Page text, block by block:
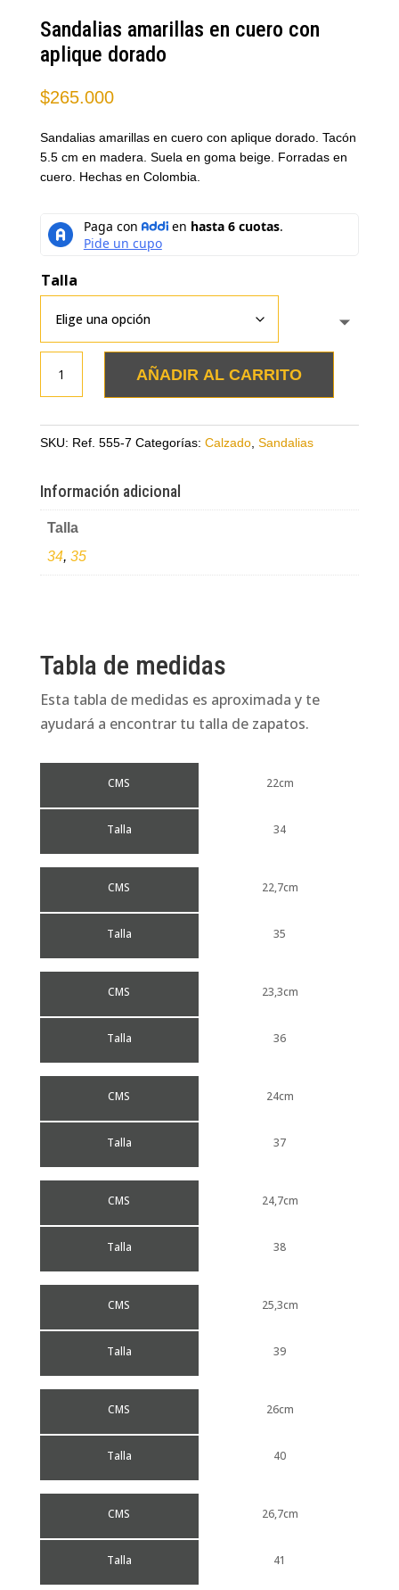
Sandalias amarillas en cuero con
aplique dorado
$265.000
Sandalias amarillas en cuero con aplique dorado. Tacón
5.5 cm en madera. Suela en goma beige. Forradas en
cuero. Hechas en Colombia.
Talla
cuero
aplique
dorado
cantidad
AÑADIR AL CARRITO
SKU: Ref. 555-7 Categorías: Calzado, Sandalias
Información adicional
Talla
34, 35
Tabla de medidas
Esta tabla de medidas es aproximada y te
ayudará a encontrar tu talla de zapatos.
CMS
Talla
22cm
34
CMS
Talla
22,7cm
35
CMS
Talla
23,3cm
36
CMS
Talla
24cm
37
CMS
Talla
24,7cm
38
CMS
Talla
25,3cm
39
CMS
Talla
26cm
40
CMS
Talla
26,7cm
41